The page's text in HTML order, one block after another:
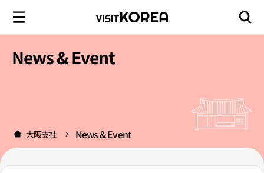
News & Event
大阪支社 News & Event